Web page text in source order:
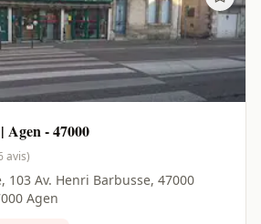
- 47000
avis)
103 Av. Henri Barbusse, 47000
Agen